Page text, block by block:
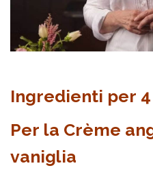
Ingredienti per
Per la Crème
vaniglia